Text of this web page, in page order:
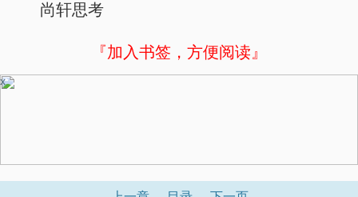
尚轩思考
『加入书签，方便阅读』
x